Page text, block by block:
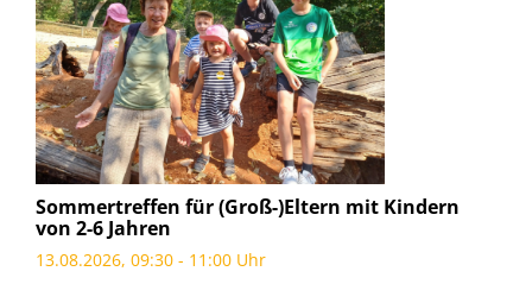
Sommertreffen für (Groß-)Eltern mit Kindern
von 2-6 Jahren
13.08.2026, 09:30 - 11:00 Uhr